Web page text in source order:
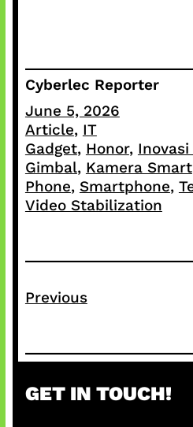
Cyberlec Reporter
June 5, 2026
Article, IT
Gadget, Honor, Inovasi
Gimbal, Kamera
Phone, Smartphone,
Video Stabilization
Previous
GET IN TOUCH!